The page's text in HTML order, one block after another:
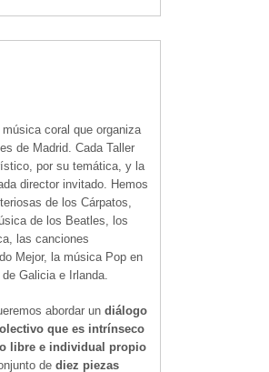
coral que organiza
de Madrid. Cada Taller
por su temática, y la
director invitado. Hemos
de los Cárpatos,
de los Beatles, los
las canciones
Mejor, la música Pop en
Galicia e Irlanda.
abordar un diálogo
que es intrínseco
libre e individual propio
dediez piezas